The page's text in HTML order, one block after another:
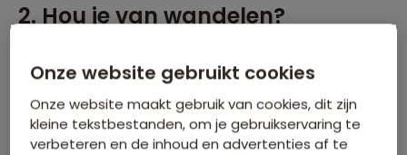
2. Hou je van wandelen?
Onze website gebruikt cookies
Onze website maakt gebruik van cookies, dit zijn
kleine tekstbestanden, om je gebruikservaring te
verbeteren en de inhoud en advertenties af te